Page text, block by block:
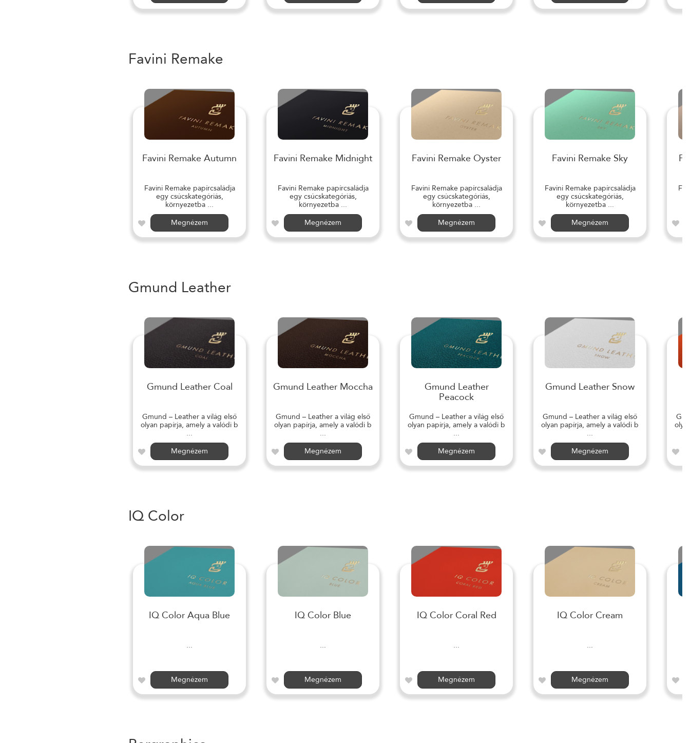
Favini Remake
Favini Remake Autumn
Favini Remake papírcsaládja
egy csúcskategóriás,
környezetba ...
Megnézem
Favini Remake Midnight
Favini Remake papírcsaládja
egy csúcskategóriás,
környezetba ...
Megnézem
Favini Remake Oyster
Favini Remake papírcsaládja
egy csúcskategóriás,
környezetba ...
Megnézem
Favini Remake Sky
Favini Remake papírcsaládja
egy csúcskategóriás,
környezetba ...
Megnézem
Gmund Leather
Gmund Leather Coal
Gmund – Leather a világ első
olyan papírja, amely a valódi b
...
Megnézem
Gmund Leather Moccha
Gmund – Leather a világ első
olyan papírja, amely a valódi b
...
Megnézem
Gmund Leather
Peacock
Gmund – Leather a világ első
olyan papírja, amely a valódi b
...
Megnézem
Gmund Leather Snow
Gmund – Leather a világ első
olyan papírja, amely a valódi b
...
Megnézem
IQ Color
IQ Color Aqua Blue
...
Megnézem
IQ Color Blue
...
Megnézem
IQ Color Coral Red
...
Megnézem
IQ Color Cream
...
Megnézem